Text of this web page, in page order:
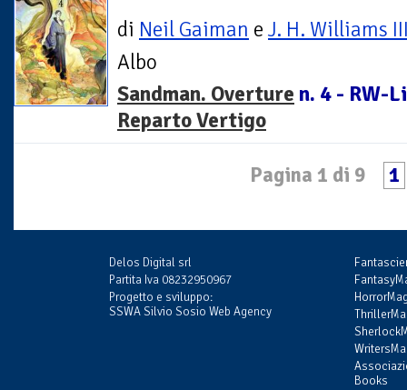
di Neil Gaiman e J. H. Williams
Albo
Sandman. Overture n. 4 - RW-
Reparto Vertigo
Pagina 1 di 9 1
Delos Digital srl
Partita Iva 08232950967
Progetto e sviluppo:
SSWA Silvio Sosio Web Agency
Books